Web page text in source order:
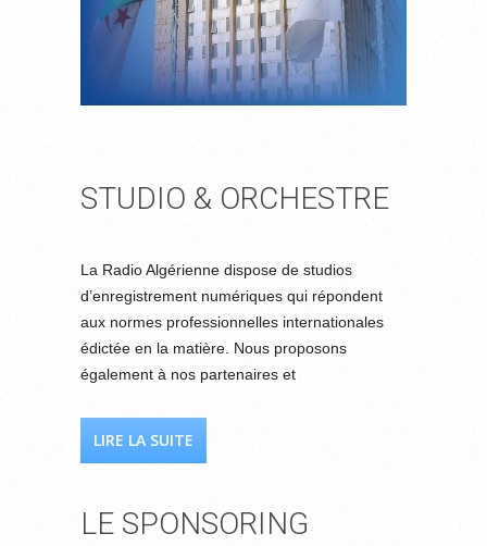
STUDIO & ORCHESTRE
La Radio Algérienne dispose de studios
d’enregistrement numériques qui répondent
aux normes professionnelles internationales
édictée en la matière. Nous proposons
également à nos partenaires et
LIRE LA SUITE
LE SPONSORING